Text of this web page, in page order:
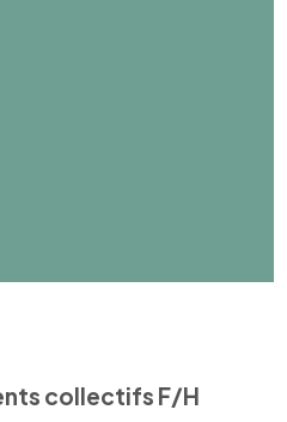
collectifs F/H